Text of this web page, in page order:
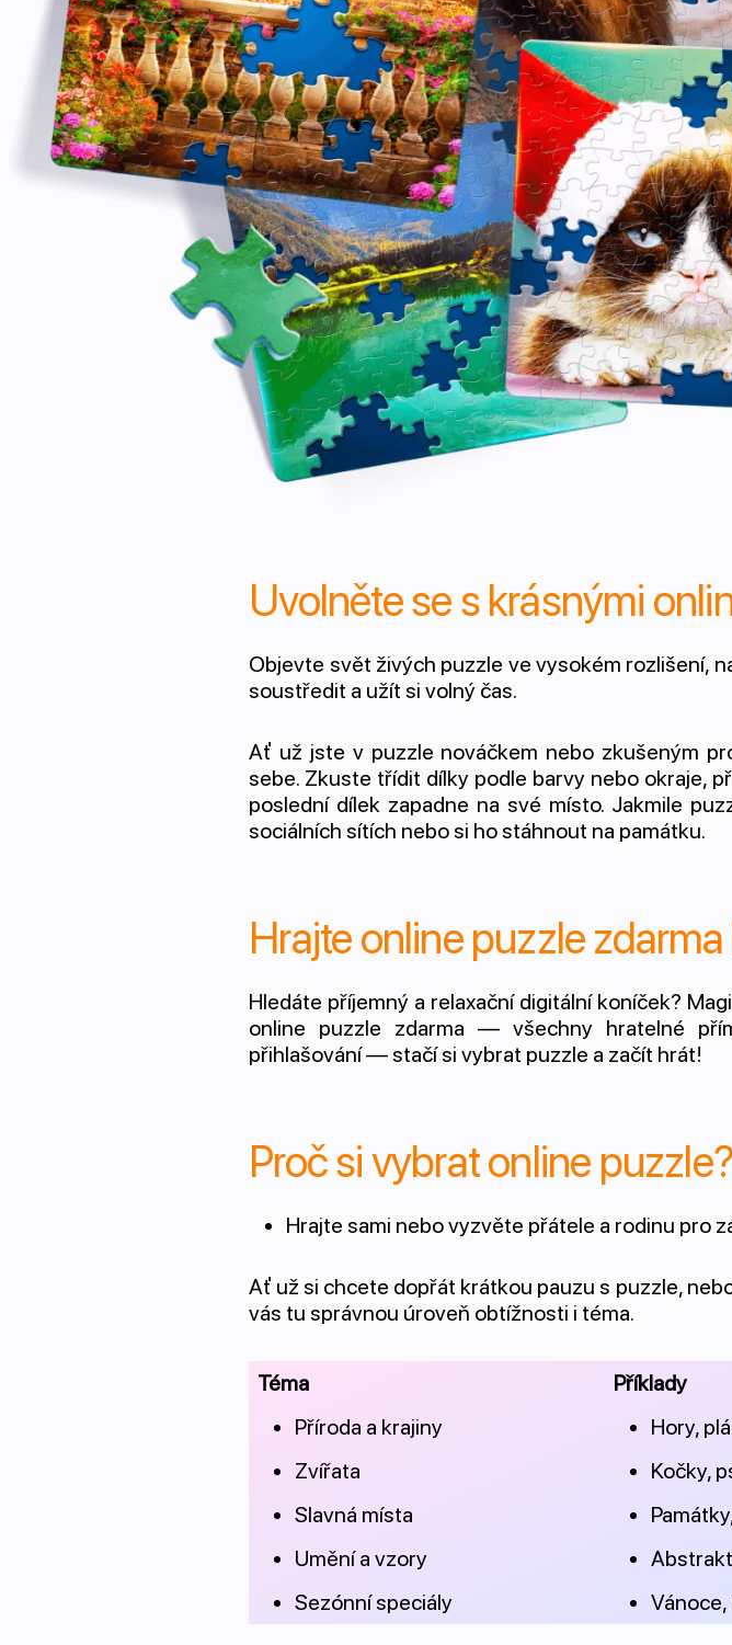
Uvolněte se s krásnými
Objevte svět živých puzzle ve vysokém rozlišení,
soustředit a užít si volný čas.
Ať už jste v puzzle nováčkem nebo zkušeným
sebe. Zkuste třídit dílky podle barvy nebo okraje,
poslední dílek zapadne na své místo. Jakmile
sociálních sítích nebo si ho stáhnout na památku.
Hrajte online puzzle
Hledáte příjemný a relaxační digitální koníček?
online puzzle zdarma — všechny hratelné
přihlašování — stačí si vybrat puzzle a začít hrát!
Proč si vybrat online puzzle?
Hrajte sami nebo vyzvěte přátele a rodinu pro
Ať už si chcete dopřát krátkou pauzu s puzzle,
vás tu správnou úroveň obtížnosti i téma.
Téma
Příklady
Příroda a krajiny
Hory,
Zvířata
Kočky,
Slavná místa
Umění a vzory
Sezónní speciály
Vánoce,